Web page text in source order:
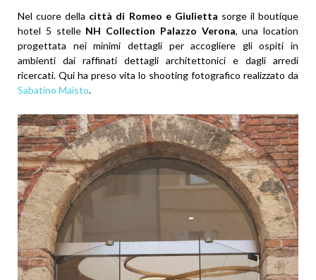
Nel cuore della città di Romeo e Giulietta sorge il boutique
hotel 5 stelle NH Collection Palazzo Verona, una location
progettata nei minimi dettagli per accogliere gli ospiti in
ambienti dai raffinati dettagli architettonici e dagli arredi
ricercati. Qui ha preso vita lo shooting fotografico realizzato da
Sabatino Maisto.